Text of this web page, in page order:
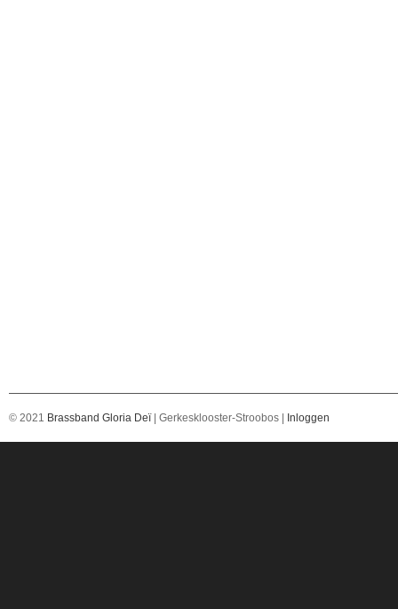
© 2021 Brassband Gloria Deï | Gerkesklooster-Stroobos | Inloggen